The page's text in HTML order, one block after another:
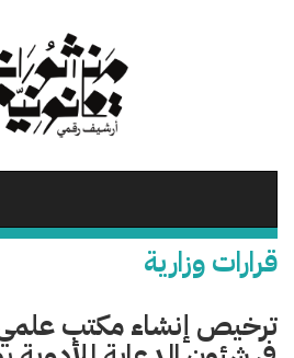
قرارات وزارية
ترخيص إنشاء مكتب علمي